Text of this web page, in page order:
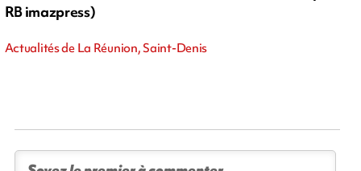
RB imazpress)
Actualités de La Réunion, Saint-Denis